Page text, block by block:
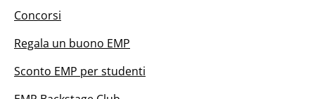
Concorsi
Regala un buono EMP
Sconto EMP per studenti